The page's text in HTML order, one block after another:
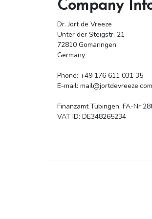
Company
Dr. Jort de Vreeze
Unter der Steigstr. 21
72810 Gomaringen
Germany
Phone: +49 176 611 031 35
E-mail: mail@jortdevreeze.com
Finanzamt Tübingen, FA-Nr
VAT ID: DE348265234